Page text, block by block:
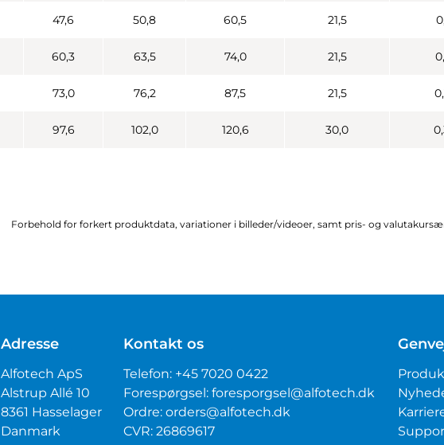
47,6 50,8 60,5 21,5
60,3 63,5 74,0 21,5
73,0 76,2 87,5 21,5
97,6 102,0 120,6 30,0
Forbehold for forkert produktdata, variationer i billeder/videoer, samt pris- og
Adresse
Alfotech ApS
Alstrup Allé 10
8361 Hasselager
Danmark
Kontakt os
Telefon: +45 7020 0422
Forespørgsel: foresporgsel@alfotech.dk
Ordre: orders@alfotech.dk
CVR: 26869617